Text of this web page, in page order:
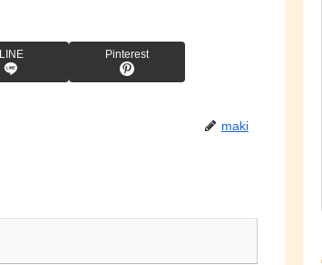
LINE Pinterest
maki